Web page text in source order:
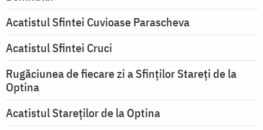
Acatistul Sfintei Cuvioase Parascheva
Acatistul Sfintei Cruci
Rugăciunea de fiecare zi a Sfinților Stareți de la
Optina
Acatistul Stareţilor de la Optina